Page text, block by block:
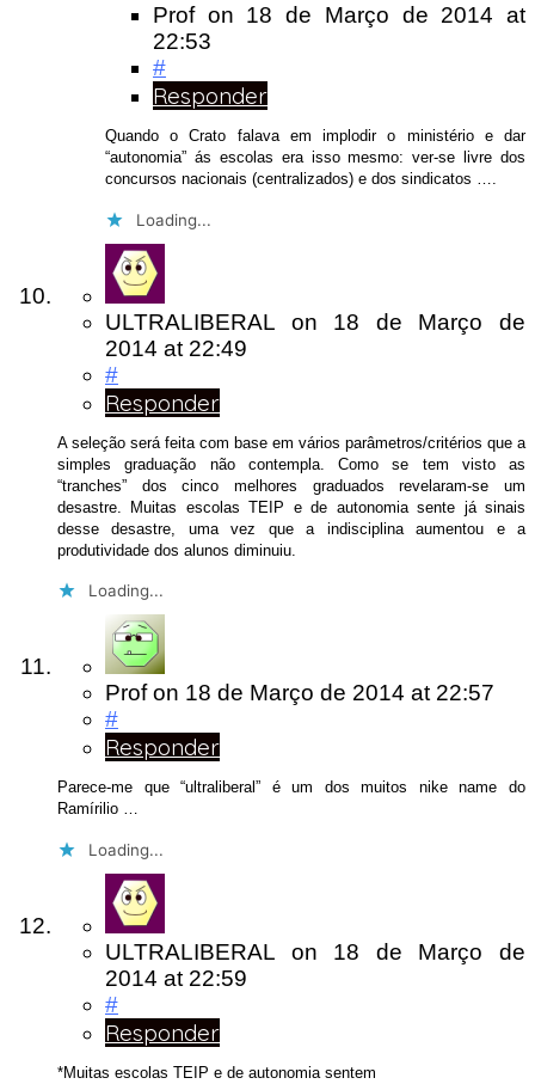
Profon 18 de Março de 2014at
22:53
#
Responder
Quando o Crato falava em implodir o ministério e dar
“autonomia” ás escolas era isso mesmo: ver-se livre dos
concursos nacionais (centralizados) e dos sindicatos ….
Loading...
ULTRALIBERAL on 18 de Março de
2014 at 22:49
#
Responder
A seleção será feita com base em vários parâmetros/critérios que a
simples graduação não contempla. Como se tem visto as
“tranches” dos cinco melhores graduados revelaram-se um
desastre. Muitas escolas TEIP e de autonomia sente já sinais
desse desastre, uma vez que a indisciplina aumentou e a
produtividade dos alunos diminuiu.
Loading...
Profon 18 de Março de 2014 at 22:57
#
Responder
Parece-me que “ultraliberal” é um dos muitos nike name do
Ramírilio …
Loading...
ULTRALIBERAL on 18 de Março de
2014 at 22:59
#
Responder
*Muitas escolas TEIP e de autonomia sentem